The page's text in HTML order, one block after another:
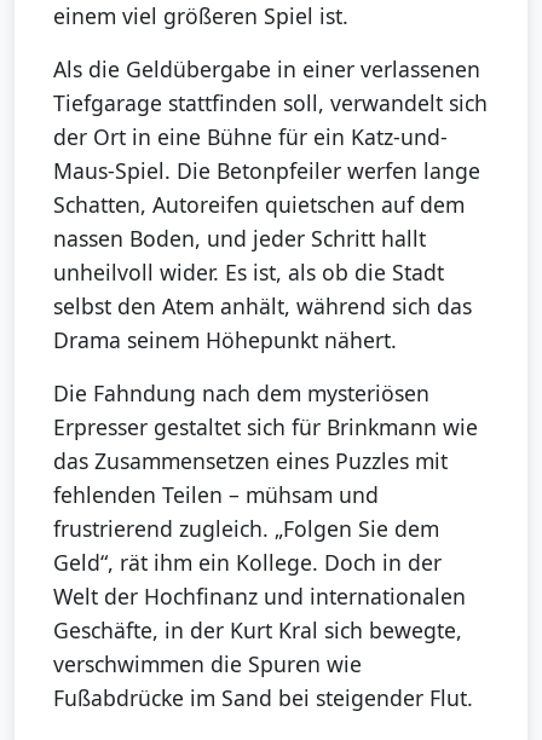
einem viel größeren Spiel ist.
Als die Geldübergabe in einer verlassenen
Tiefgarage stattfinden soll, verwandelt sich
der Ort in eine Bühne für ein Katz-und-
Maus-Spiel. Die Betonpfeiler werfen lange
Schatten, Autoreifen quietschen auf dem
nassen Boden, und jeder Schritt hallt
unheilvoll wider. Es ist, als ob die Stadt
selbst den Atem anhält, während sich das
Drama seinem Höhepunkt nähert.
Die Fahndung nach dem mysteriösen
Erpresser gestaltet sich für Brinkmann wie
das Zusammensetzen eines Puzzles mit
fehlenden Teilen – mühsam und
frustrierend zugleich. „Folgen Sie dem
Geld“, rät ihm ein Kollege. Doch in der
Welt der Hochfinanz und internationalen
Geschäfte, in der Kurt Kral sich bewegte,
verschwimmen die Spuren wie
Fußabdrücke im Sand bei steigender Flut.